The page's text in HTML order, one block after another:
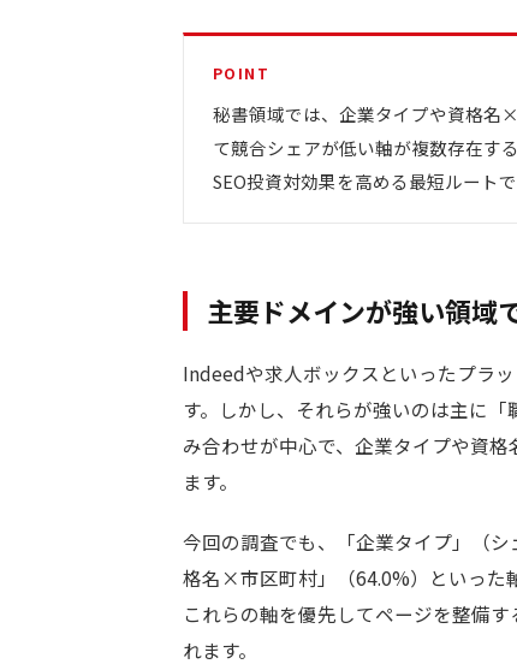
POINT
秘書領域では、企業タイプや資格名
て競合シェアが低い軸が複数存在す
SEO投資対効果を高める最短ルートで
主要ドメインが強い領域
Indeedや求人ボックスといったプラ
す。しかし、それらが強いのは主に
み合わせが中心で、企業タイプや資
ます。
今回の調査でも、「企業タイプ」（
格名×市区町村」（64.0%）といった
これらの軸を優先してページを整備
れます。